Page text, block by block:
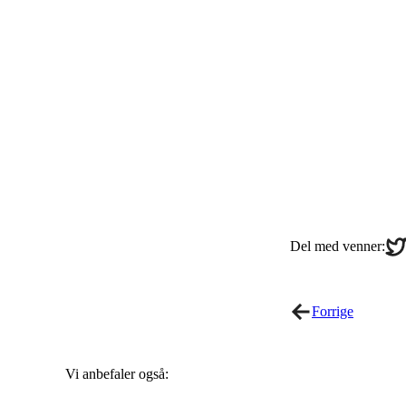
Del med venner:
on
Forrige
Vi anbefaler også: